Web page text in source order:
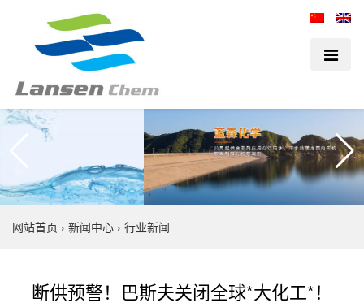
网站首页 › 新闻中心 › 行业新闻
断供预警！巴斯夫关闭全球*大化工*！